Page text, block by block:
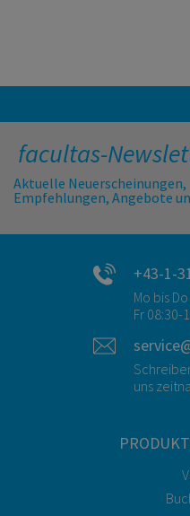
facultas-
Aktuelle Neuerscheinungen,
Empfehlungen, Angebote
+43-1-
Mo bis
Fr 08:30-
uns